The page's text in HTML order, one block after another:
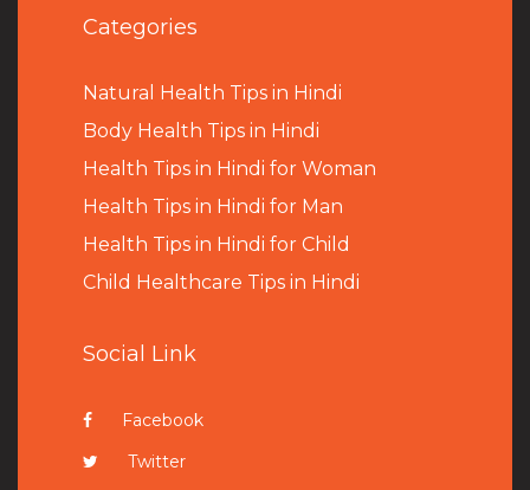
Categories
Natural Health Tips in Hindi
Body Health Tips in Hindi
Health Tips in Hindi for Woman
Health Tips in Hindi for Man
Health Tips in Hindi for Child
Child Healthcare Tips in Hindi
Social Link
Facebook
Twitter